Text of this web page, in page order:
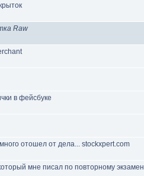
Raw
в фейсбуке
отошел от дела... stockxpert.com
мне писал по повторному